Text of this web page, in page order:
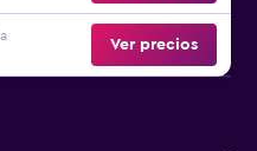
Ver precios